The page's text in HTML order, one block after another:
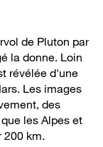
de Pluton par
la donne. Loin
révélée d'une
Les images
des
les Alpes et
200 km.